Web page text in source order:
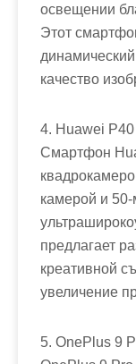
освещении
Этот
качество
4. Huawei
Смартфон
камерой и
предлагает
креативной
увеличение
5. OnePlus 9